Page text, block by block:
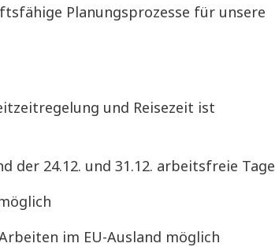
Planungsprozesse für unsere
und Reisezeit ist
der 24.12. und 31.12. arbeitsfreie Tage
im EU-Ausland möglich